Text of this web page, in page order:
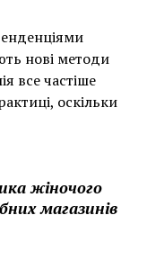
нові методи
все частіше
оскільки
жіночого
магазинів